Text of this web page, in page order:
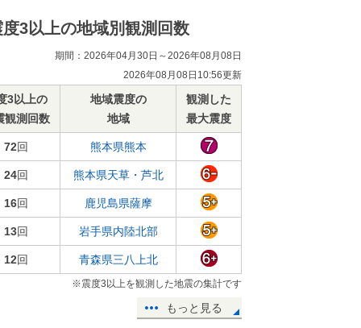
度3以上の地域別観測回数
期間：2026年04月30日～2026年08月08日
2026年08月08日10:56更新
3以上の
観測回数
地域震度の
地域
観測した
最大震度
72回 熊本県熊本
24回 熊本県天草・芦北
16回 鹿児島県薩摩
13回 岩手県内陸北部
12回 青森県三八上北
※震度3以上を観測した地震の集計です
もっと見る